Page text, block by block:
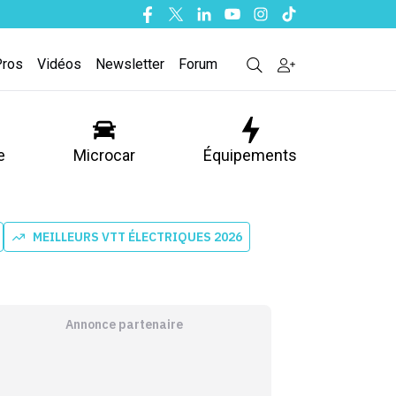
Facebook
TwitterLinkedinYoutubeInstagram
Tiktok
Vidéos Newsletter Forum
Microcar Équipements
MEILLEURS VTT ÉLECTRIQUES 2026
Annonce partenaire